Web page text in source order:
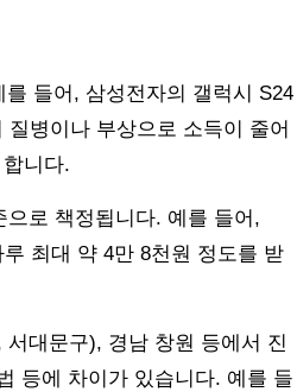
를 들어, 삼성전자의 갤럭시 S24
병이나 부상으로 소득이 줄어
니다.
로 책정됩니다. 예를 들어,
최대 약 4만 8천원 정도를 받
대문구), 경남 창원 등에서 진
등에 차이가 있습니다. 예를 들